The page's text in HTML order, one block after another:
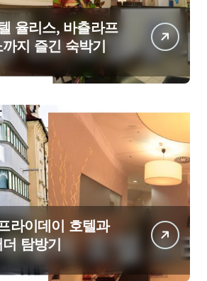
율리스, 바츨라프
지 즐긴 숙박기
라이데이 호텔과
탐방기